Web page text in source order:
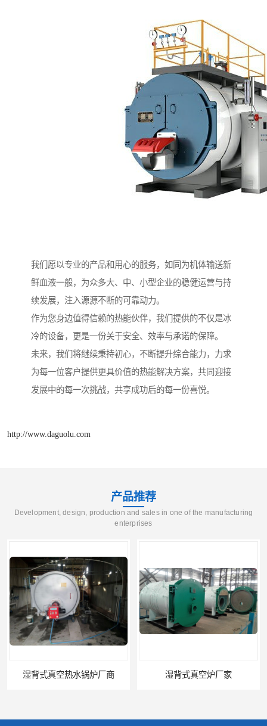
我们愿以专业的产品和用心的服务，如同为机体输送新
鲜血液一般，为众多大、中、小型企业的稳健运营与持
续发展，注入源源不断的可靠动力。
作为您身边值得信赖的热能伙伴，我们提供的不仅是冰
冷的设备，更是一份关于安全、效率与承诺的保障。
未来，我们将继续秉持初心，不断提升综合能力，力求
为每一位客户提供更具价值的热能解决方案，共同迎接
发展中的每一次挑战，共享成功后的每一份喜悦。
http://www.daguolu.com
产品推荐
Development, design, production and sales in one of the manufacturing
enterprises
湿背式真空热水锅炉厂商 湿背式真空炉厂家